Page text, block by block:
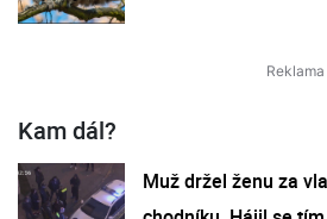
Kam dál?
Muž držel ženu za